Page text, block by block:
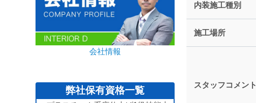
内装施工種別
施工場所
スタッフコメント
会社情報
弊社保有資格一覧